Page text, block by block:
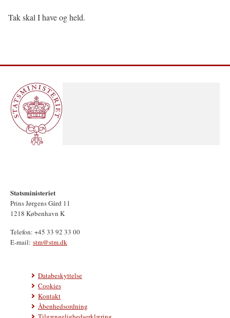
Tak skal I have og held.
Statsministeriet
Prins Jørgens Gård 11
1218 København K
Telefon: +45 33 92 33 00
E-mail: stm@stm.dk
Databeskyttelse
Cookies
Kontakt
Åbenhedsordning